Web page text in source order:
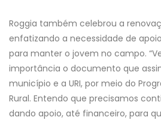
Roggia também celebrou a
enfatizando a necessidade de
para manter o jovem no campo.
importância o documento que
município e a URI, por meio do
Rural. Entendo que precisamos
dando apoio, até financeiro, para